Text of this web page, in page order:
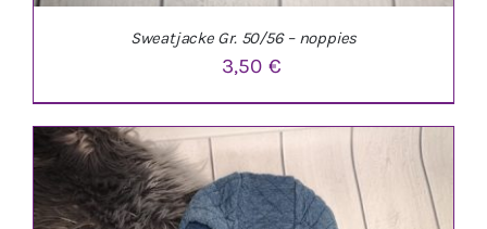
Sweatjacke Gr. 50/56 – noppies
3,50€